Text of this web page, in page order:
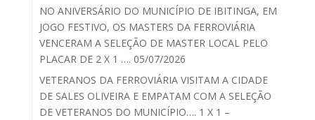
NO ANIVERSÁRIO DO MUNICÍPIO DE IBITINGA, EM
JOGO FESTIVO, OS MASTERS DA FERROVIÁRIA
VENCERAM A SELEÇÃO DE MASTER LOCAL PELO
PLACAR DE 2 X 1 …. 05/07/2026
VETERANOS DA FERROVIÁRIA VISITAM A CIDADE
DE SALES OLIVEIRA E EMPATAM COM A SELEÇÃO
DE VETERANOS DO MUNICÍPIO…. 1 X 1 –